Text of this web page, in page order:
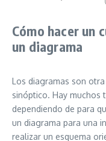
Cómo hacer un
un diagrama
Los diagramas son
sinóptico. Hay muchos
dependiendo de para
un diagrama para una
realizar un esquema